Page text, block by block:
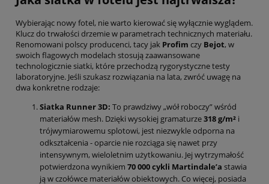
Wybierając nowy fotel, nie warto kierować się wyłącznie wyglądem.
Klucz do trwałości drzemie w parametrach technicznych materiału.
Renomowani polscy producenci, tacy jak Profim czy Bejot, w
swoich flagowych modelach stosują zaawansowane
technologicznie siatki, które przechodzą rygorystyczne testy
laboratoryjne. Jeśli szukasz rozwiązania na lata, zwróć uwagę na
dwa konkretne rodzaje:
Siatka Runner 3D: To prawdziwy „wół roboczy” wśród
materiałów mesh. Dzięki wysokiej gramaturze318 g/m² i
trójwymiarowemu splotowi, jest niezwykle odporna na
odkształcenia - oparcie nie rozciąga się nawet przy
intensywnym, wieloletnim użytkowaniu. Jej wytrzymałość
potwierdzona wynikiem 70 000 cykli Martindale’a stawia
ją w czołówce materiałów obiektowych. Co więcej, posiada